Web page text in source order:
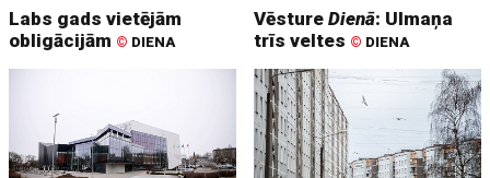
Labs gads vietējām
obligācijām © DIENA
VēstureDienā: Ulmaņa
trīs veltes © DIENA